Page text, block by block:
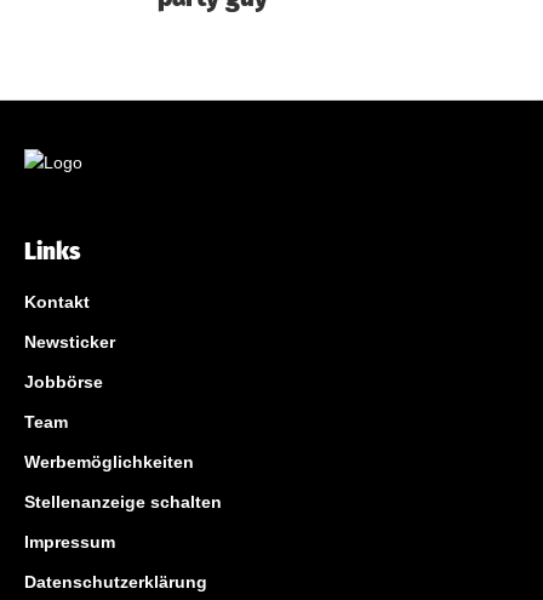
Links
Kontakt
Newsticker
Jobbörse
Team
Werbemöglichkeiten
Stellenanzeige schalten
Impressum
Datenschutzerklärung